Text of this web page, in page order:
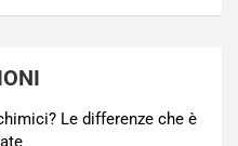
Le differenze che è